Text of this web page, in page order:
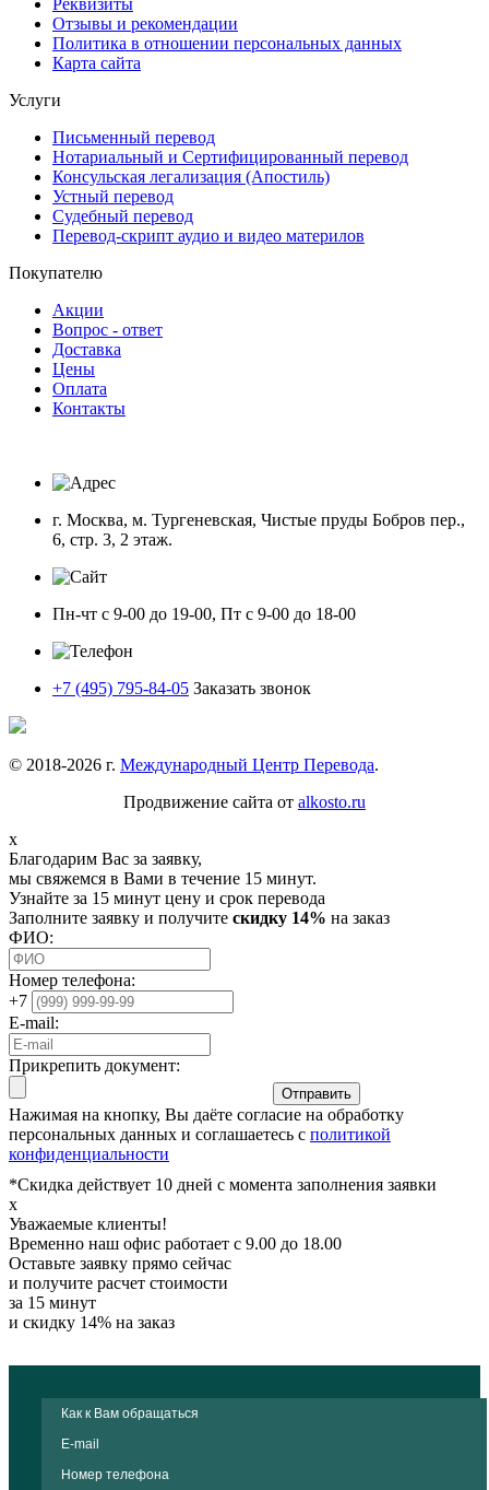
Отзывы и рекомендации
Политика в отношении персональных данных
Карта сайта
Услуги
Письменный перевод
Нотариальный и Сертифицированный перевод
Консульская легализация (Апостиль)
Устный перевод
Судебный перевод
Перевод-скрипт аудио и видео материлов
Покупателю
Акции
Вопрос - ответ
Доставка
Цены
Оплата
Контакты
г. Москва, м. Тургеневская, Чистые пруды Бобров пер.,
6, стр. 3, 2 этаж.
Пн-чт с 9-00 до 19-00, Пт с 9-00 до 18-00
+7 (495) 795-84-05 Заказать звонок
© 2018-2026 г. Международный Центр Перевода.
Продвижение сайта от alkosto.ru
x
Благодарим Вас за заявку,
мы свяжемся в Вами в течение 15 минут.
Узнайте за 15 минут цену и срок перевода
Заполните заявку и получите скидку 14% на заказ
ФИО:
Номер телефона:
+7
E-mail:
Прикрепить документ:
Отправить
Нажимая на кнопку, Вы даёте согласие на обработку
персональных данных и соглашаетесь с политикой
конфиденциальности
*Скидка действует 10 дней с момента заполнения заявки
x
Уважаемые клиенты!
Временно наш офис работает с 9.00 до 18.00
Оставьте заявку прямо сейчас
и получите расчет стоимости
за 15 минут
и скидку 14% на заказ